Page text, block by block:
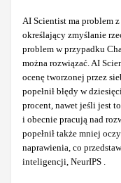
AI Scientist ma problem
określający zmyślanie
problem w przypadku
można rozwiązać. AI
ocenę tworzonej przez
popełnił błędy w
procent, nawet jeśli jest
i obecnie pracują nad
popełnił także mniej
naprawienia, co
inteligencji, NeurIPS .